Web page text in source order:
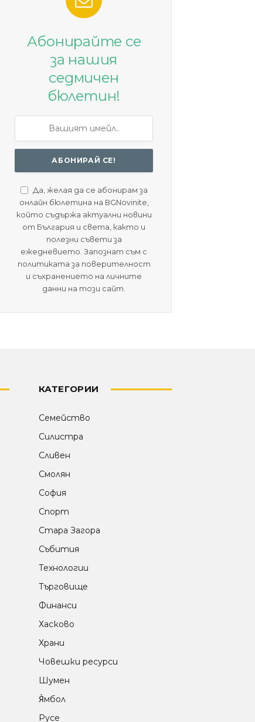
Абонирайте се
за нашия
седмичен
бюлетин!
Да, желая да се абонирам за
онлайн бюлетина на BGNovinite,
който съдържа актуални новини
от България и света, както и
полезни съвети за
ежедневието. Запознат съм с
политиката за поверителност
и съхранението на личните
данни на този сайт.
КАТЕГОРИИ
Семейство
Силистра
Сливен
Смолян
София
Спорт
Стара Загора
Събития
Технологии
Търговище
Финанси
Хасково
Храни
Човешки ресурси
Шумен
Я̀мбол
Русе